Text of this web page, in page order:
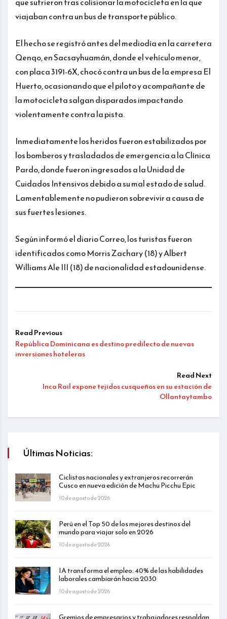
viajaban contra un bus de transporte público.
El hecho se registró antes del mediodía en la carretera
Qenqo, en Sacsayhuamán, donde el vehículo menor,
con placa 3191-6X, chocó contra un bus de la empresa El
Huerto, ocasionando que el piloto y acompañante de
la motocicleta salgan disparados impactando
violentamente contra la pista.
Inmediatamente los heridos fueron estabilizados por
los bomberos y trasladados de emergencia a la Clínica
Pardo, donde fueron ingresados a la Unidad de
Cuidados Intensivos debido a su mal estado de salud.
Lamentablemente no pudieron sobrevivir a causa de
sus fuertes lesiones.
Según informó el diario Correo, los turistas fueron
identificados como Morris Zachary (18) y Albert
Williams Ale III (18) de nacionalidad estadounidense.
Read Previous
República Dominicana es destino predilecto de nuevas
inversiones hoteleras
Read Next
Inca Rail expone tejidos cusqueños en su estación de
Ollantaytambo
Últimas Noticias:
Ciclistas nacionales y extranjeros recorrerán
Cusco en nueva edición de Machu Picchu Epic
10 de agosto de 2026
Perú en el Top 50 de los mejores destinos del
mundo para viajar solo en 2026
10 de agosto de 2026
IA transforma el empleo: 40% de las habilidades
laborales cambiarán hacia 2030
10 de agosto de 2026